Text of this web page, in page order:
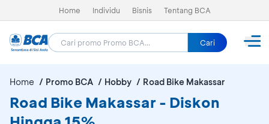
Home Individu Bisnis Tentang BCA
Cari
Home Promo BCA Hobby Road Bike Makassar
Road Bike Makassar - Diskon